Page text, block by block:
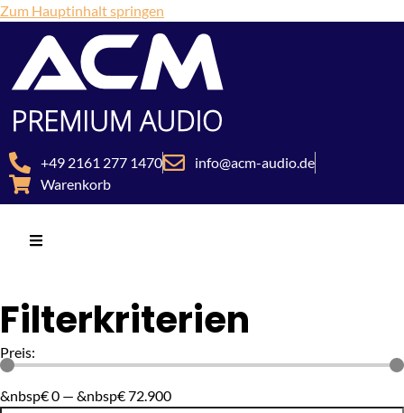
Zum Hauptinhalt springen
+49 2161 277 1470
info@acm-audio.de
Warenkorb
Filterkriterien
Preis:
&nbsp€0 — &nbsp€72.900